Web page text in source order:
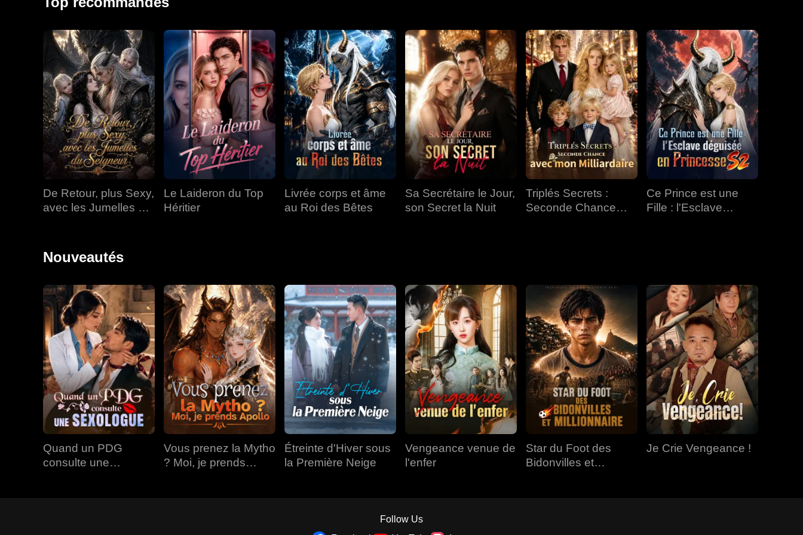
EP 34 EP 35 EP 36
EP 37 EP 38 EP 39
EP 40
De Retour, plus Sexy,
avec les Jumelles du
Le Laideron du Top
Héritier
Livrée corps et âme
au Roi des Bêtes
Sa Secrétaire le Jour,
son Secret la Nuit
Triplés Secrets :
Seconde Chance
Ce Prince est une
Fille : l'Esclave
Nouveautés
Quand un PDG
consulte une
Vous prenez la Mytho
? Moi, je prends
Étreinte d'Hiver sous
la Première Neige
Vengeance venue de
l'enfer
Star du Foot des
Bidonvilles et
Je Crie Vengeance !
Follow Us